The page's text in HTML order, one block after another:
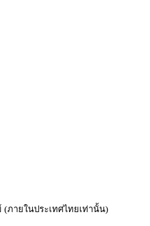
ภายในประเทศไทยเท่านั้น)